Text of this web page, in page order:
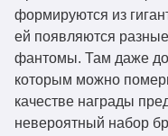
1.21-1.3.4.jar
deeperdarker-
1.21-1.3.3.jar
deeperdarker-
1.20.1-1.3.3.jar
формируются из
ей появляются
фантомы. Там даже
которым можно
качестве награды
невероятный набор